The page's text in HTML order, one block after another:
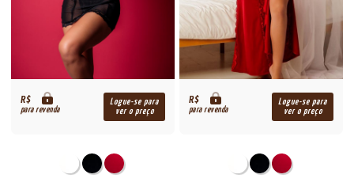
R$
para revenda
Logue-se para
ver o preço
R$
para revenda
Logue-se para
ver o preço